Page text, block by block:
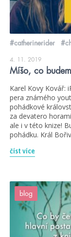
#catherinerider
4. 11. 2019
Míšo, co
Karel Kovy Kovář:
pera známého
pohádkové
za devatero
ale i v této knize!
pohádku. Král
číst více
blog